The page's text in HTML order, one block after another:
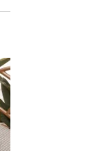
Ce produit a plusieurs variations. Les options peuvent être choisies sur la page du produit